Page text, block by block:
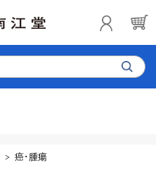
癌･腫瘍